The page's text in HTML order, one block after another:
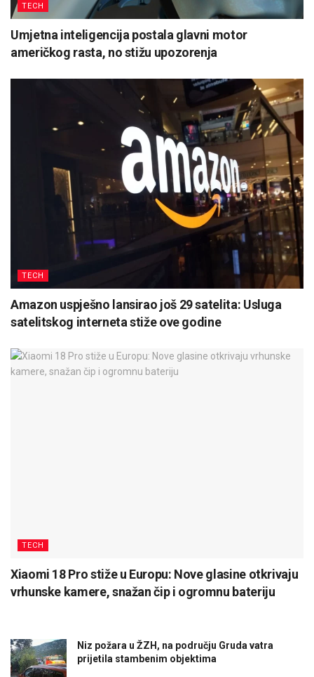
TECH
Umjetna inteligencija postala glavni motor
američkog rasta, no stižu upozorenja
TECH
Amazon uspješno lansirao još 29 satelita: Usluga
satelitskog interneta stiže ove godine
TECH
Xiaomi 18 Pro stiže u Europu: Nove glasine otkrivaju
vrhunske kamere, snažan čip i ogromnu bateriju
Niz požara u ŽZH, na području Gruda vatra
prijetila stambenim objektima